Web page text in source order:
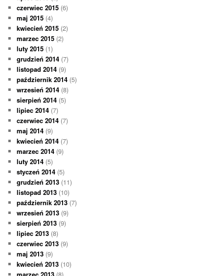
czerwiec 2015 (6)
maj 2015 (4)
kwiecień 2015 (2)
marzec 2015 (2)
luty 2015 (1)
grudzień 2014 (7)
listopad 2014 (9)
październik 2014 (5)
wrzesień 2014 (8)
sierpień 2014 (5)
lipiec 2014 (7)
czerwiec 2014 (7)
maj 2014 (9)
kwiecień 2014 (7)
marzec 2014 (9)
luty 2014 (5)
styczeń 2014 (5)
grudzień 2013 (11)
listopad 2013 (10)
październik 2013 (7)
wrzesień 2013 (9)
sierpień 2013 (9)
lipiec 2013 (8)
czerwiec 2013 (9)
maj 2013 (9)
kwiecień 2013 (10)